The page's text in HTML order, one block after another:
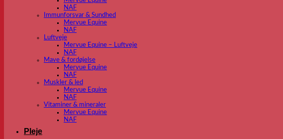
NAF
Immunforsvar & Sundhed
Mervue Equine
NAF
Luftveje
Mervue Equine – Luftveje
NAF
Mave & fordøjelse
Mervue Equine
NAF
Muskler & led
Mervue Equine
NAF
Vitaminer & mineraler
Mervue Equine
NAF
Pleje